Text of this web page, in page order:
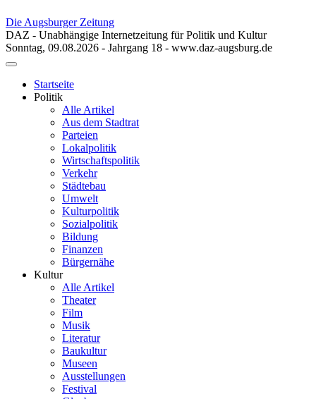
Die Augsburger Zeitung
DAZ - Unabhängige Internetzeitung für Politik und Kultur
Sonntag, 09.08.2026 - Jahrgang 18 - www.daz-augsburg.de
Toggle
navigationStartseite
Politik
Alle Artikel
Aus dem Stadtrat
Parteien
Lokalpolitik
Wirtschaftspolitik
Verkehr
Städtebau
Umwelt
Kulturpolitik
Sozialpolitik
Bildung
Finanzen
Bürgernähe
Kultur
Alle Artikel
Theater
Film
Musik
Literatur
Baukultur
Museen
Ausstellungen
Festival